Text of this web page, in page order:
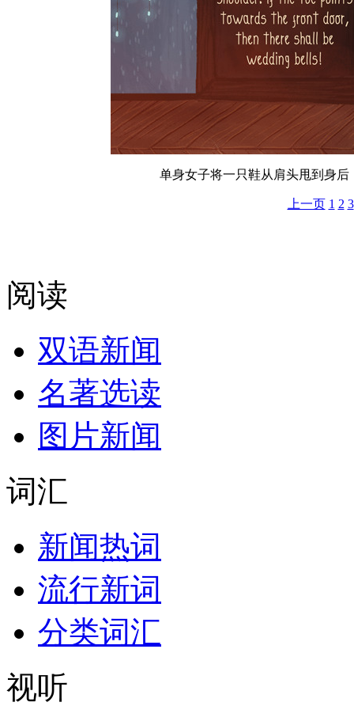
单身女子将一只鞋从肩头甩到身
上一页 1 2 3
阅读
双语新闻
名著选读
图片新闻
词汇
新闻热词
流行新词
分类词汇
视听